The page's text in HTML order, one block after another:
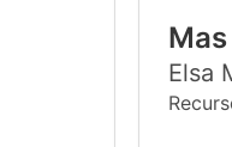
Elsa